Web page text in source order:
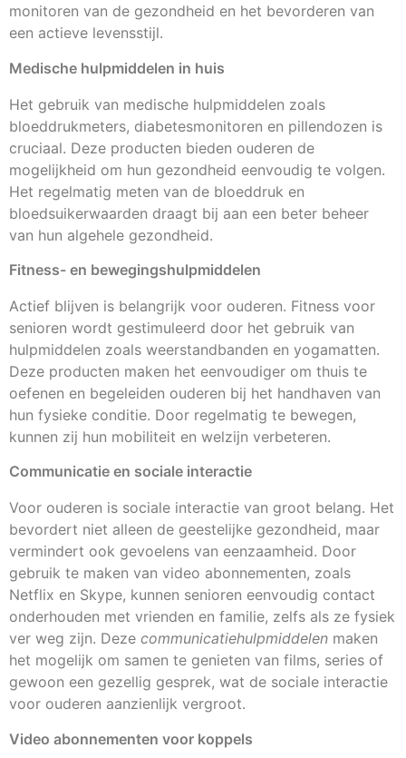
monitoren van de gezondheid en het bevorderen van
een actieve levensstijl.
Medische hulpmiddelen in huis
Het gebruik van medische hulpmiddelen zoals
bloeddrukmeters, diabetesmonitoren en pillendozen is
cruciaal. Deze producten bieden ouderen de
mogelijkheid om hun gezondheid eenvoudig te volgen.
Het regelmatig meten van de bloeddruk en
bloedsuikerwaarden draagt bij aan een beter beheer
van hun algehele gezondheid.
Fitness- en bewegingshulpmiddelen
Actief blijven is belangrijk voor ouderen. Fitness voor
senioren wordt gestimuleerd door het gebruik van
hulpmiddelen zoals weerstandbanden en yogamatten.
Deze producten maken het eenvoudiger om thuis te
oefenen en begeleiden ouderen bij het handhaven van
hun fysieke conditie. Door regelmatig te bewegen,
kunnen zij hun mobiliteit en welzijn verbeteren.
Communicatie en sociale interactie
Voor ouderen is sociale interactie van groot belang. Het
bevordert niet alleen de geestelijke gezondheid, maar
vermindert ook gevoelens van eenzaamheid. Door
gebruik te maken van video abonnementen, zoals
Netflix en Skype, kunnen senioren eenvoudig contact
onderhouden met vrienden en familie, zelfs als ze fysiek
ver weg zijn. Deze communicatiehulpmiddelen maken
het mogelijk om samen te genieten van films, series of
gewoon een gezellig gesprek, wat de sociale interactie
voor ouderen aanzienlijk vergroot.
Video abonnementen voor koppels